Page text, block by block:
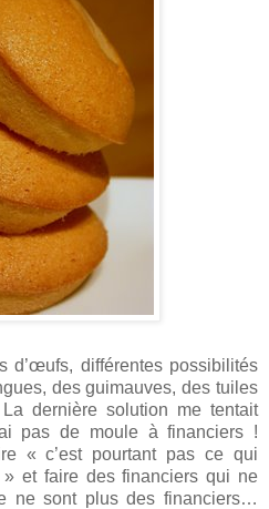
d’œufs, différentes possibilités
des guimauves, des tuiles
dernière solution me tentait
pas de moule à financiers !
« c’est pourtant pas ce qui
et faire des financiers qui ne
ne sont plus des financiers…